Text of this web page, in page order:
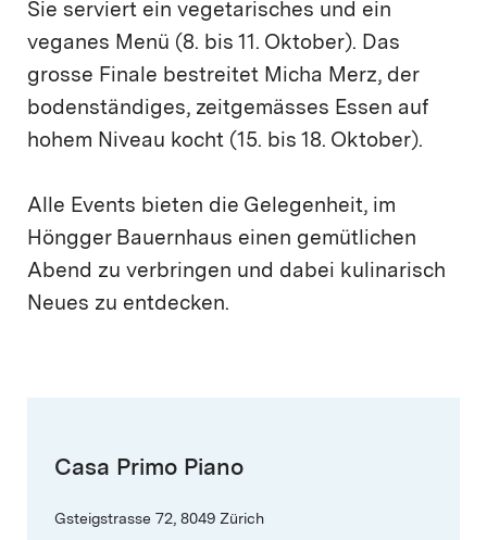
Sie serviert ein vegetarisches und ein
veganes Menü (8. bis 11. Oktober). Das
grosse Finale bestreitet Micha Merz, der
bodenständiges, zeitgemässes Essen auf
hohem Niveau kocht (15. bis 18. Oktober).
Alle Events bieten die Gelegenheit, im
Höngger Bauernhaus einen gemütlichen
Abend zu verbringen und dabei kulinarisch
Neues zu entdecken.
Casa Primo Piano
Gsteigstrasse 72, 8049 Zürich